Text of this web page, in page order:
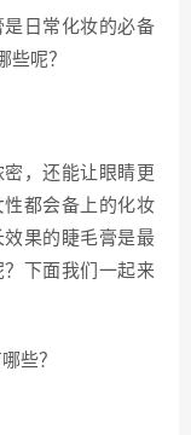
日常化妆的必备
些呢？
，还能让眼睛更
都会备上的化妆
果的睫毛膏是最
下面我们一起来